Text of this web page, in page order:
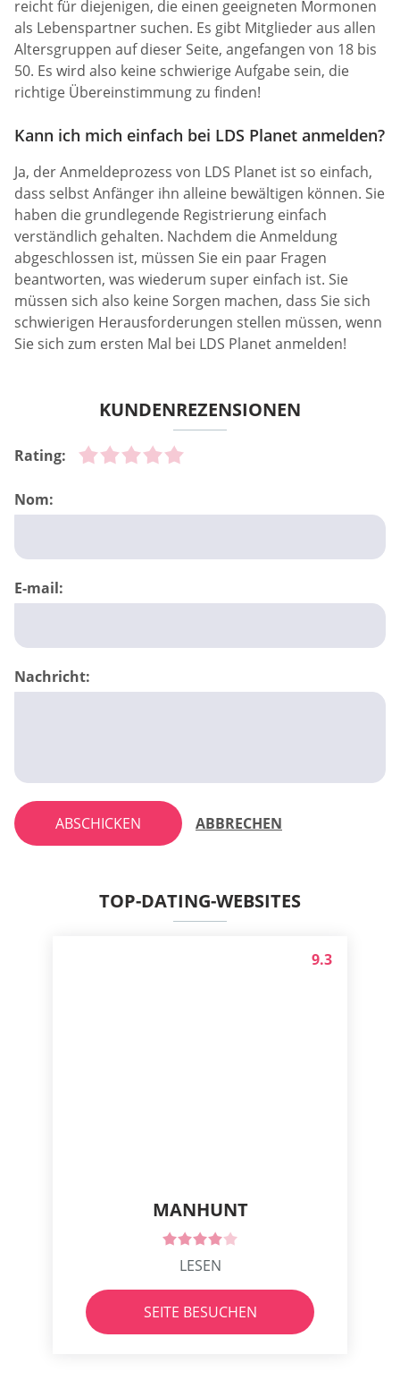
reicht für diejenigen, die einen geeigneten Mormonen
als Lebenspartner suchen. Es gibt Mitglieder aus allen
Altersgruppen auf dieser Seite, angefangen von 18 bis
50. Es wird also keine schwierige Aufgabe sein, die
richtige Übereinstimmung zu finden!
Kann ich mich einfach bei LDS Planet anmelden?
Ja, der Anmeldeprozess von LDS Planet ist so einfach,
dass selbst Anfänger ihn alleine bewältigen können. Sie
haben die grundlegende Registrierung einfach
verständlich gehalten. Nachdem die Anmeldung
abgeschlossen ist, müssen Sie ein paar Fragen
beantworten, was wiederum super einfach ist. Sie
müssen sich also keine Sorgen machen, dass Sie sich
schwierigen Herausforderungen stellen müssen, wenn
Sie sich zum ersten Mal bei LDS Planet anmelden!
KUNDENREZENSIONEN
Rating:
Nom:
E-mail:
Nachricht:
ABSCHICKEN ABBRECHEN
TOP-DATING-WEBSITES
MANHUNT
9.3
LESEN
SEITE BESUCHEN